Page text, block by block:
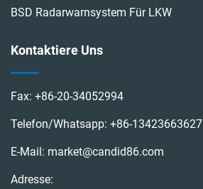
BSD Radarwarnsystem Für LKW
Kontaktiere Uns
Fax: +86-20-34052994
Telefon/Whatsapp: +86-13423663627
E-Mail: market@candid86.com
Adresse: